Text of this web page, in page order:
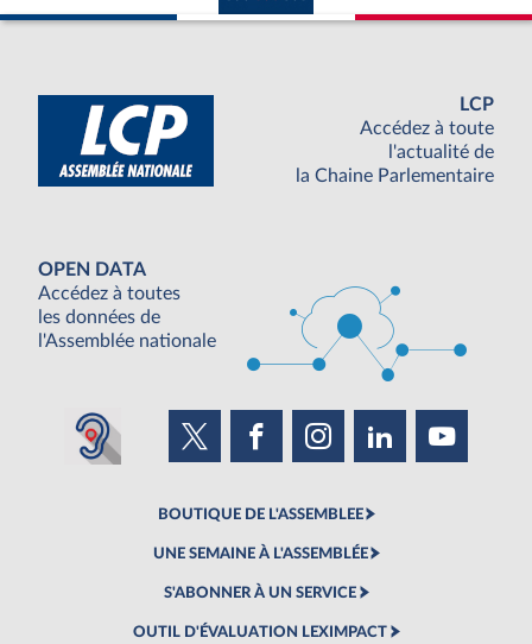
LCP
Accédez à toute
l'actualité de
la Chaine Parlementaire
OPEN DATA
Accédez à toutes
les données de
l'Assemblée nationale
BOUTIQUE DE L'ASSEMBLEE
UNE SEMAINE À L'ASSEMBLÉE
S'ABONNER À UN SERVICE
OUTIL D'ÉVALUATION LEXIMPACT